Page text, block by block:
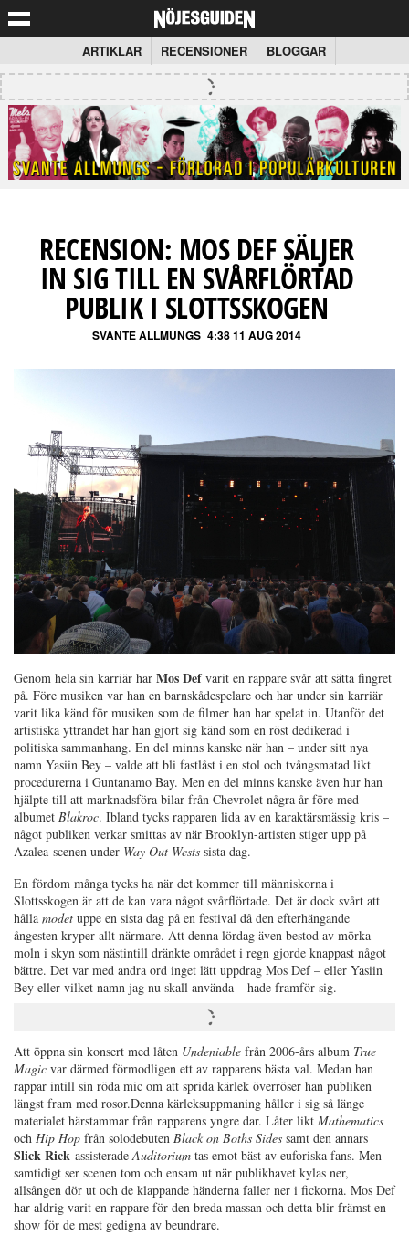
ARTIKLAR RECENSIONER BLOGGAR
RECENSION: MOS DEF SÄLJER
IN SIG TILL EN SVÅRFLÖRTAD
PUBLIK I SLOTTSSKOGEN
SVANTE ALLMUNGS 4:38 11 AUG 2014
Genom hela sin karriär har Mos Defvarit en rappare svår att sätta fingret
på. Före musiken var han en barnskådespelare och har under sin karriär
varit lika känd för musiken som de filmer han har spelat in. Utanför det
artistiska yttrandet har han gjort sig känd som en röst dedikerad i
politiska sammanhang. En del minns kanske när han – under sitt nya
namn Yasiin Bey – valde att bli fastlåst i en stol och tvångsmatad likt
procedurerna i Guntanamo Bay. Men en del minns kanske även hur han
hjälpte till att marknadsföra bilar från Chevrolet några år före med
albumet Blakroc. Ibland tycks rapparen lida av en karaktärsmässig kris –
något publiken verkar smittas av när Brooklyn-artisten stiger upp på
Azalea-scenen under Way Out Wests sista dag.
En fördom många tycks ha när det kommer till människorna i
Slottsskogen är att de kan vara något svårflörtade. Det är dock svårt att
hålla modet uppe en sista dag på en festival då den efterhängande
ångesten kryper allt närmare. Att denna lördag även bestod av mörka
moln i skyn som nästintill dränkte området i regn gjorde knappast något
bättre. Det var med andra ord inget lätt uppdrag Mos Def – eller Yasiin
Bey eller vilket namn jag nu skall använda – hade framför sig.
Att öppna sin konsert med låten Undeniable från 2006-års album True
Magic var därmed förmodligen ett av rapparens bästa val. Medan han
rappar intill sin röda mic om att sprida kärlek överröser han publiken
längst fram med rosor.Denna kärleksuppmaning håller i sig så länge
materialet härstammar från rapparens yngre dar. Låter likt Mathematics
och Hip Hop från solodebuten Black on Boths Sides samt den annars
Slick Rick-assisteradeAuditorium tas emot bäst av euforiska fans. Men
samtidigt ser scenen tom och ensam ut när publikhavet kylas ner,
allsången dör ut och de klappande händerna faller ner i fickorna. Mos Def
har aldrig varit en rappare för den breda massan och detta blir främst en
show för de mest gedigna av beundrare.